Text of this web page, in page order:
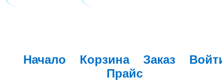
Начало Корзина Заказ
Прайс